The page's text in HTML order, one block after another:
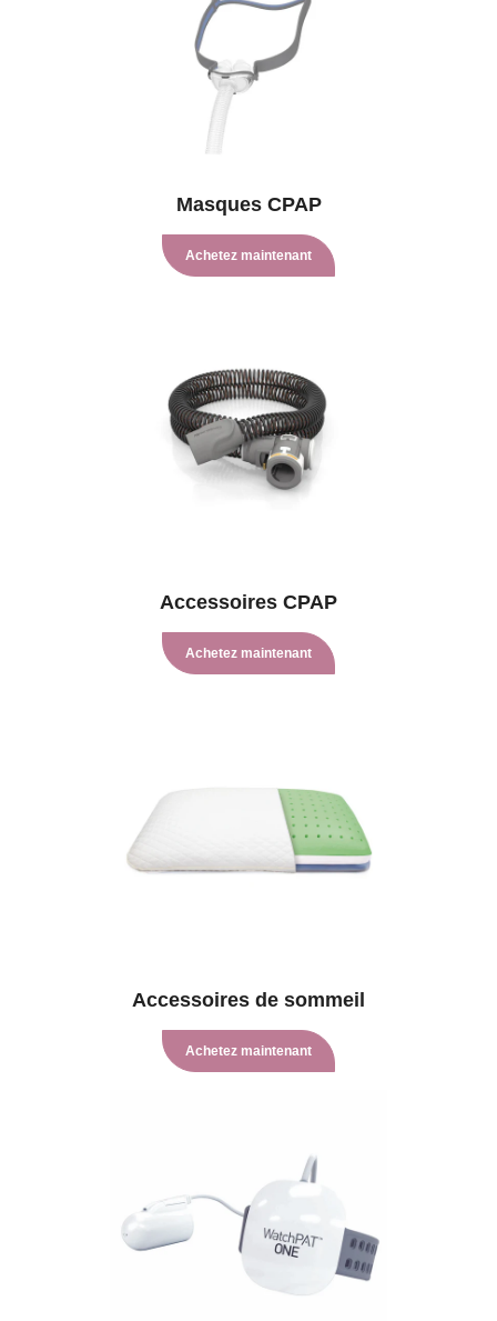
Masques CPAP
Achetez maintenant
Accessoires CPAP
Achetez maintenant
Accessoires de sommeil
Achetez maintenant